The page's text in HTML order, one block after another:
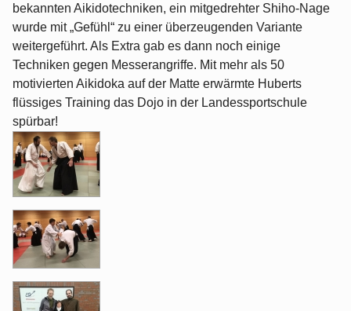
bekannten Aikidotechniken, ein mitgedrehter Shiho-Nage
wurde mit „Gefühl“ zu einer überzeugenden Variante
weitergeführt. Als Extra gab es dann noch einige
Techniken gegen Messerangriffe. Mit mehr als 50
motivierten Aikidoka auf der Matte erwärmte Huberts
flüssiges Training das Dojo in der Landessportschule
spürbar!